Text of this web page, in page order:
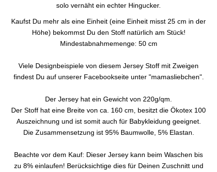
solo vernäht ein echter Hingucker.
Kaufst Du mehr als eine Einheit (eine Einheit misst 25 cm in der
Höhe) bekommst Du den Stoff natürlich am Stück!
Mindestabnahmemenge: 50 cm
Viele Designbeispiele von diesem Jersey Stoff mit Zweigen
findest Du auf unserer Facebookseite unter "mamasliebchen".
Der Jersey hat ein Gewicht von 220g/qm.
Der Stoff hat eine Breite von ca. 160 cm, besitzt die Ökotex 100
Auszeichnung und ist somit auch für Babykleidung geeignet.
Die Zusammensetzung ist 95% Baumwolle, 5% Elastan.
Beachte vor dem Kauf: Dieser Jersey kann beim Waschen bis
zu 8% einlaufen! Berücksichtige dies für Deinen Zuschnitt und